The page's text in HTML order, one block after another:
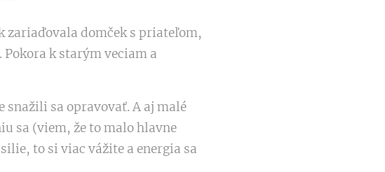
zariaďovala domček s priateľom,
k starým veciam a
sa opravovať. A aj malé
sa (viem, že to malo hlavne
to si viac vážite a energia sa